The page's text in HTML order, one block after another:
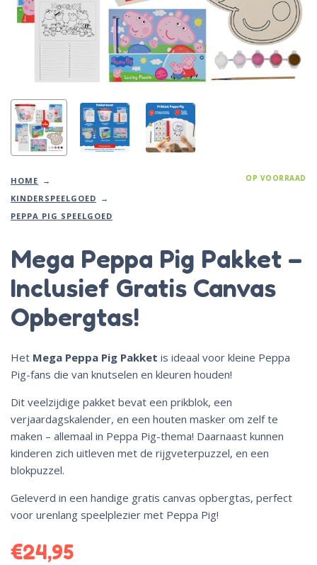
HOME
KINDERSPEELGOED
PEPPA PIG SPEELGOED
OP VOORRAAD
Mega Peppa Pig Pakket –
Inclusief Gratis Canvas
Opbergtas!
Het Mega Peppa Pig Pakket is ideaal voor kleine Peppa
Pig-fans die van knutselen en kleuren houden!
Dit veelzijdige pakket bevat een prikblok, een
verjaardagskalender, en een houten masker om zelf te
maken – allemaal in Peppa Pig-thema! Daarnaast kunnen
kinderen zich uitleven met de rijgveterpuzzel, en een
blokpuzzel.
Geleverd in een handige gratis canvas opbergtas, perfect
voor urenlang speelplezier met Peppa Pig!
€24,95